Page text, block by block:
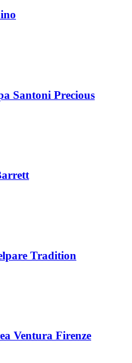
Santoni Precious
Tradition
Ventura Firenze